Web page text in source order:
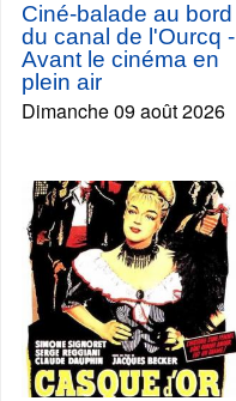
Ciné-balade au bord
du canal de l'Ourcq -
Avant le cinéma en
plein air
Dimanche 09 août 2026